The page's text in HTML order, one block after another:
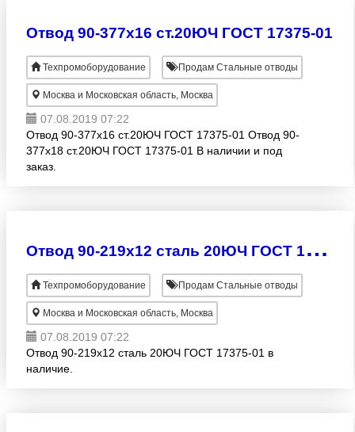
Отвод 90-377х16 ст.20ЮЧ ГОСТ 17375-01
Техпромоборудование Продам Стальные отводы
Москва и Московская область, Москва
07.08.2019 07:22
Отвод 90-377х16 ст.20ЮЧ ГОСТ 17375-01 Отвод 90-
377х18 ст.20ЮЧ ГОСТ 17375-01 В наличии и под
заказ.
О
твод 90-219х12 сталь 20ЮЧ ГОСТ 17375-01
Техпромоборудование Продам Стальные отводы
Москва и Московская область, Москва
07.08.2019 07:22
Отвод 90-219х12 сталь 20ЮЧ ГОСТ 17375-01 в
наличие.